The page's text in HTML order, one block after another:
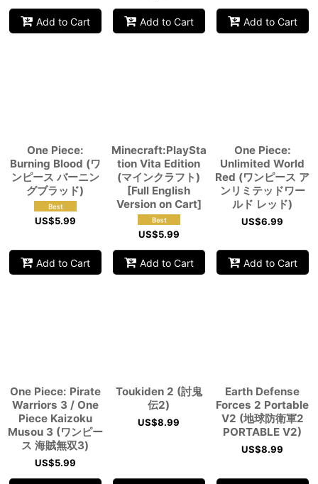
Add to Cart Add to Cart Add to Cart
One Piece:
Burning Blood (ワ
ンピース バーニン
グブラッド)
US$5.99
Add to Cart
Minecraft:PlaySta
tion Vita Edition
(マインクラフト)
[Full English
Version on Cart]
US$5.99
Add to Cart
One Piece:
Unlimited World
Red (ワンピース ア
ンリミテッドワー
ルド レッド)
US$6.99
Add to Cart
One Piece: Pirate
Warriors 3 / One
Piece Kaizoku
Musou 3 (ワンピー
ス 海賊無双3)
US$5.99
Toukiden 2 (討鬼
伝2)
US$8.99
Earth Defense
Forces 2 Portable
V2 (地球防衛軍2
PORTABLE V2)
US$8.99